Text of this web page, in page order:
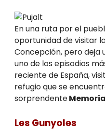
En una ruta por el
oportunidad de visitar
Concepción, pero
uno de los episodios
reciente de España,
refugio que se
sorprendente
Les Gunyoles